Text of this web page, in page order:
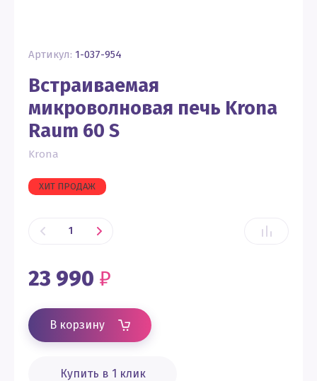
Артикул: 1-037-954
Встраиваемая
микроволновая печь Krona
Raum 60 S
Krona
ХИТ ПРОДАЖ
23 990 ₽
В корзину
Купить в 1 клик